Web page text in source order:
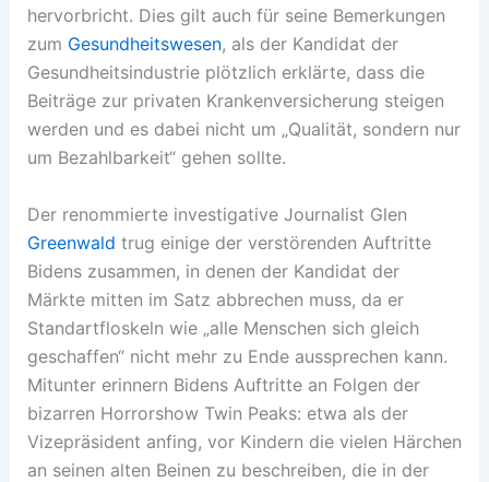
hervorbricht. Dies gilt auch für seine Bemerkungen
zum Gesundheitswesen, als der Kandidat der
Gesundheitsindustrie plötzlich erklärte, dass die
Beiträge zur privaten Krankenversicherung steigen
werden und es dabei nicht um „Qualität, sondern nur
um Bezahlbarkeit“ gehen sollte.
Der renommierte investigative Journalist Glen
Greenwald trug einige der verstörenden Auftritte
Bidens zusammen, in denen der Kandidat der
Märkte mitten im Satz abbrechen muss, da er
Standartfloskeln wie „alle Menschen sich gleich
geschaffen“ nicht mehr zu Ende aussprechen kann.
Mitunter erinnern Bidens Auftritte an Folgen der
bizarren Horrorshow Twin Peaks: etwa als der
Vizepräsident anfing, vor Kindern die vielen Härchen
an seinen alten Beinen zu beschreiben, die in der